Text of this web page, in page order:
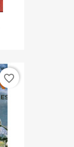
favorite_border